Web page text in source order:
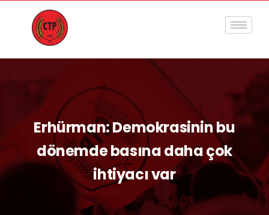
Erhürman: Demokrasinin bu
dönemde basına daha çok
ihtiyacı var